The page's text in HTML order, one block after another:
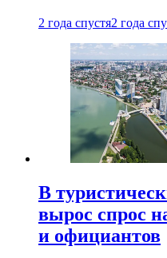
2 года спустя2 года
В
вырос спрос
и официантов